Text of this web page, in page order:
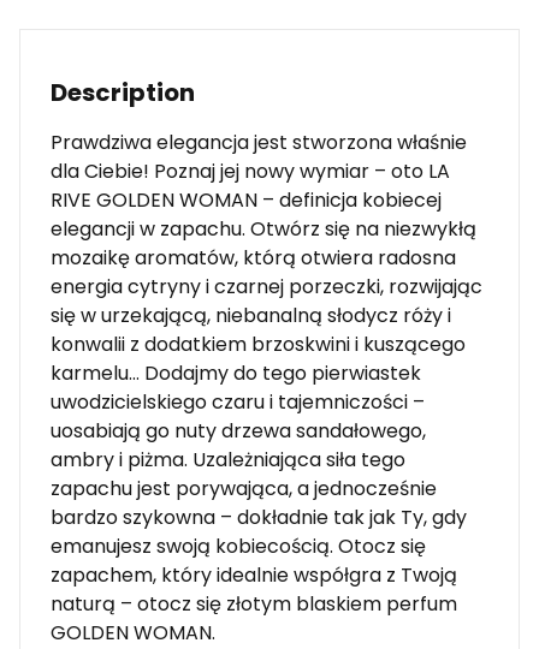
Description
Prawdziwa elegancja jest stworzona właśnie
dla Ciebie! Poznaj jej nowy wymiar – oto LA
RIVE GOLDEN WOMAN – definicja kobiecej
elegancji w zapachu. Otwórz się na niezwykłą
mozaikę aromatów, którą otwiera radosna
energia cytryny i czarnej porzeczki, rozwijając
się w urzekającą, niebanalną słodycz róży i
konwalii z dodatkiem brzoskwini i kuszącego
karmelu… Dodajmy do tego pierwiastek
uwodzicielskiego czaru i tajemniczości –
uosabiają go nuty drzewa sandałowego,
ambry i piżma. Uzależniająca siła tego
zapachu jest porywająca, a jednocześnie
bardzo szykowna – dokładnie tak jak Ty, gdy
emanujesz swoją kobiecością. Otocz się
zapachem, który idealnie współgra z Twoją
naturą – otocz się złotym blaskiem perfum
GOLDEN WOMAN.